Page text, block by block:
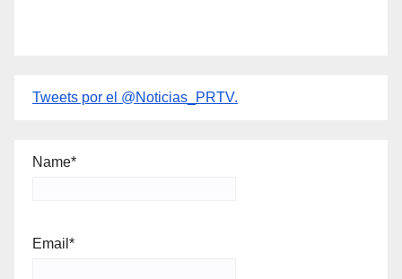
Tweets por el @Noticias_PRTV.
Name*
Email*